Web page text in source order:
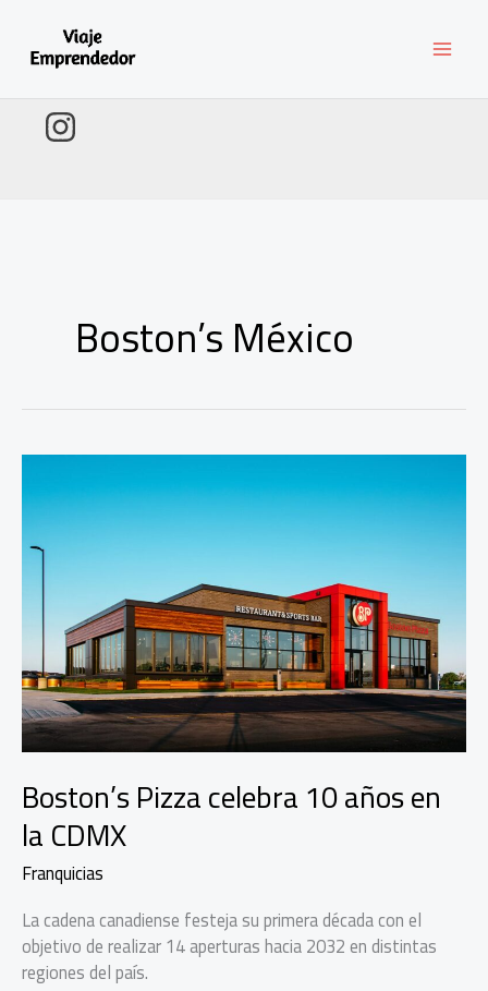
contenido
Boston’s México
Boston’s Pizza celebra 10 años en
la CDMX
Franquicias
La cadena canadiense festeja su primera década con el
objetivo de realizar 14 aperturas hacia 2032 en distintas
regiones del país.